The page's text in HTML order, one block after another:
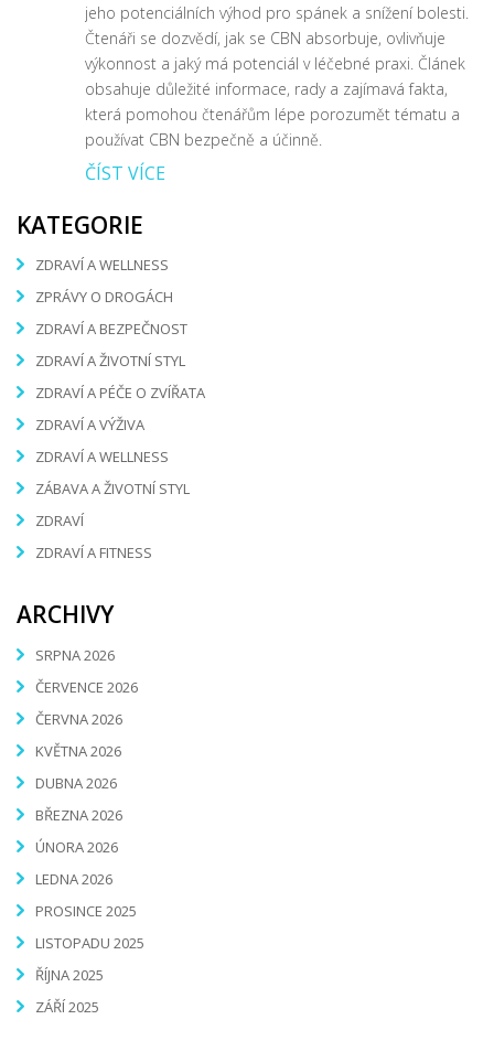
jeho potenciálních výhod pro spánek a snížení bolesti.
Čtenáři se dozvědí, jak se CBN absorbuje, ovlivňuje
výkonnost a jaký má potenciál v léčebné praxi. Článek
obsahuje důležité informace, rady a zajímavá fakta,
která pomohou čtenářům lépe porozumět tématu a
používat CBN bezpečně a účinně.
ČÍST VÍCE
KATEGORIE
ZDRAVÍ A WELLNESS
ZPRÁVY O DROGÁCH
ZDRAVÍ A BEZPEČNOST
ZDRAVÍ A ŽIVOTNÍ STYL
ZDRAVÍ A PÉČE O ZVÍŘATA
ZDRAVÍ A VÝŽIVA
ZDRAVÍ A WELLNESS
ZÁBAVA A ŽIVOTNÍ STYL
ZDRAVÍ
ZDRAVÍ A FITNESS
ARCHIVY
SRPNA 2026
ČERVENCE 2026
ČERVNA 2026
KVĚTNA 2026
DUBNA 2026
BŘEZNA 2026
ÚNORA 2026
LEDNA 2026
PROSINCE 2025
LISTOPADU 2025
ŘÍJNA 2025
ZÁŘÍ 2025